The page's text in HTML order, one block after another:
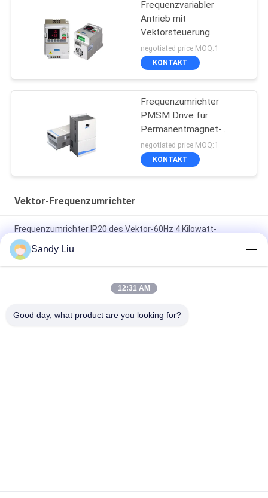
Frequenzvariabler
Antrieb mit
Vektorsteuerung
negotiated price MOQ:1
KONTAKT
Frequenzumrichter
PMSM Drive für
Permanentmagnet-
Synchronmotoren
negotiated price MOQ:1
KONTAKT
Vektor-Frequenzumrichter
Frequenzumrichter IP20 des Vektor-60Hz 4 Kilowatt-
Frequenzumrichter für industriellen Gebrauch
Stabilität der Vektor-kontrollierte Frequenz-Antriebs-Inverter-
Schalldämpfungs-niedrigen Geschwindigkeit
Permanentmagnet-Synchronmotor
Sandy Liu
12:31 AM
Good day, what product are you looking for?